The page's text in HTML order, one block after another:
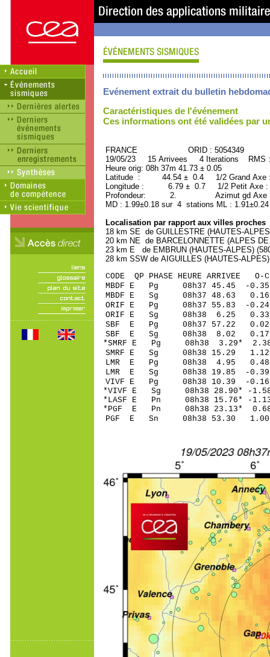
Evénement extrait du bulletin
Caractéristiques de l'événement
Ces informations ont été validées par
FRANCE ORID : 5054349
19/05/23 15 Arrivees 4 Iterations RMS
Heure orig: 08h 37m 41.73 ± 0.05
Latitude : 44.54 ± 0.4 1/2 Grand
Longitude : 6.79 ± 0.7 1/2 Petit Axe
Profondeur: 2. Azimut gd Axe :
MD : 1.99±0.18 sur 4 stations ML :
Localisation par rapport aux villes proches
18 km SE de GUILLESTRE (HAUTES-
20 km NE de BARCELONNETTE (ALPES
23 km E de EMBRUN (HAUTES-ALPES)
28 km SSW de AIGUILLES (HAUTES-
CODE QP PHASE HEURE
MBDF E Pg 08h37
MBDF E Sg 08h37 48.63
ORIF E Pg 08h37
ORIF E Sg 08h38 6.25
SBF E Pg 08h37
SBF E Sg 08h38
*SMRF E Pg 08h38
SMRF E Sg 08h38 15.29
LMR E Pg 08h38
LMR E Sg 08h38 19.85 -
VIVF E Pg 08h38
*VIVF E Sg 08h38 28.90*
*LASF E Pn 08h38
*PGF E Pn 08h38
PGF E Sn 08h38 53.30